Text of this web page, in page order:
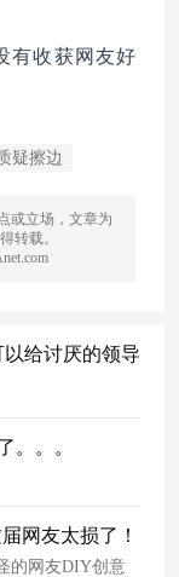
有收获网友好
疑擦边
或立场，文章为
转载。
给讨厌的领导
。。。
网友太损了！
的网友DIY创意